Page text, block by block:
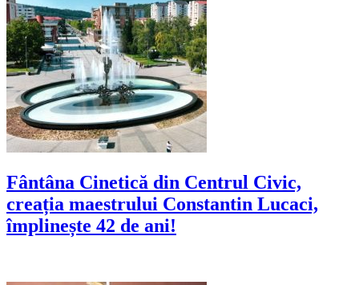
Fântâna Cinetică din Centrul Civic,
creația maestrului Constantin Lucaci,
împlinește 42 de ani!